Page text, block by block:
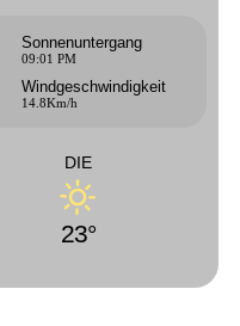
Sonnenuntergang
09:01 PM
Windgeschwindigkeit
14.8Km/h
DIE
23°